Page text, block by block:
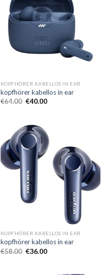
KOPFHÖRER KABELLOS IN EAR
kopfhörer kabellos in ear
€64.00 €40.00
KOPFHÖRER KABELLOS IN EAR
kopfhörer kabellos in ear
€58.00 €36.00